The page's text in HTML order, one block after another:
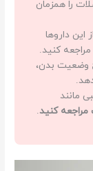
را همزمان
از این داروها
کنید.
وضعیت بدن،
مانند
کنید.